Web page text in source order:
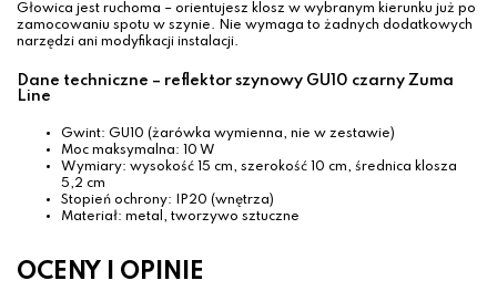
Głowica jest ruchoma – orientujesz klosz w wybranym kierunku już po
zamocowaniu spotu w szynie. Nie wymaga to żadnych dodatkowych
narzędzi ani modyfikacji instalacji.
Dane techniczne – reflektor szynowy GU10 czarny Zuma
Line
Gwint: GU10 (żarówka wymienna, nie w zestawie)
Moc maksymalna: 10 W
Wymiary: wysokość 15 cm, szerokość 10 cm, średnica klosza
5,2 cm
Stopień ochrony: IP20 (wnętrza)
Materiał: metal, tworzywo sztuczne
OCENY I OPINIE